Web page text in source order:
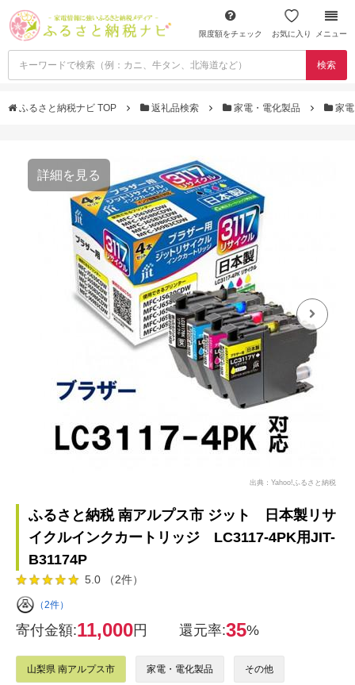
限度額をチェック お気に入り メニュー
検索
ふるさと納税ナビ TOP 返礼品検索 家電・電化製品 家電
詳細を見る
出典：Yahoo!ふるさと納税
ふるさと納税 南アルプス市 ジット 日本製リサ
イクルインクカートリッジ LC3117-4PK用JIT-
B31174P
5.0 （2件）
（2件）
寄付金額:11,000円 還元率:35%
山梨県 南アルプス市 家電・電化製品 その他